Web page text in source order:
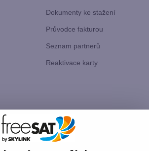
Dokumenty ke stažení
Průvodce fakturou
Seznam partnerů
Reaktivace karty